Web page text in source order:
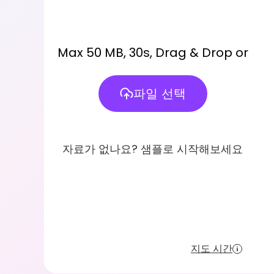
Max 50 MB, 30s, Drag & Drop or
파일 선택
자료가 없나요? 샘플로 시작해보세요
지도 시간